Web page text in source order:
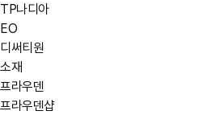
TP나디아
EO
디써티원
소재
프라우덴
프라우덴샵